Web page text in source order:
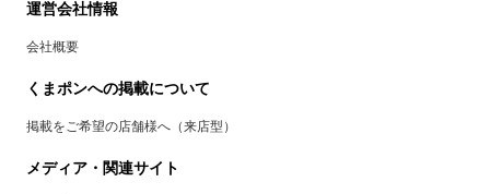
運営会社情報
会社概要
くまポンへの掲載について
掲載をご希望の店舗様へ（来店型）
メディア・関連サイト